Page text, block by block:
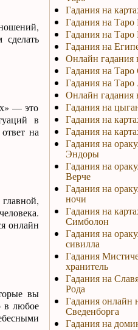
— это
в
на
онлайн
вы
в любое
Гадания на
Гадания на Таро
Гадания на
Гадания на
Онлайн
Гадания на
Гадания на Таро
Онлайн гадания
Гадания на
Гадания на
Гадания на
Гадания на
Эндоры
Гадания на
Верче
Гадания на
ночи
Гадания на
Симболон
Гадания на
сивилла
Гадания
хранитель
Гадания на
Рода
Гадания онлайн
Сведенборга
Гадания на